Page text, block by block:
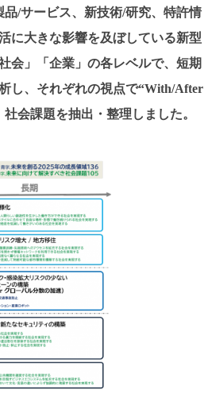
/サービス、新技術/研究、特許情
に大きな影響を及ぼしている新型
会」「企業」の各レベルで、短期
し、それぞれの視点で“With/After
会課題を抽出・整理しました。